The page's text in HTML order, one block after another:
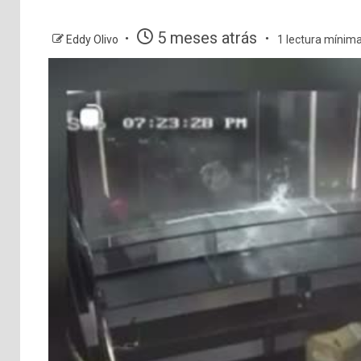
Eddy Olivo 5 meses atrás 1 lectura